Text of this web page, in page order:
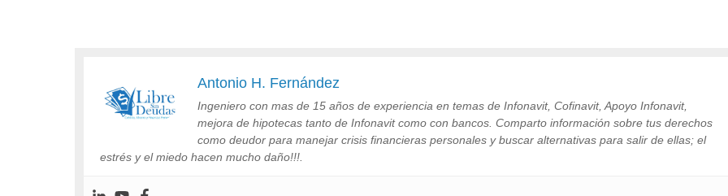
Antonio H. Fernández
Ingeniero con mas de 15 años de experiencia en temas de Infonavit, Cofinavit, Apoyo Infonavit,
mejora de hipotecas tanto de Infonavit como con bancos. Comparto información sobre tus derechos
como deudor para manejar crisis financieras personales y buscar alternativas para salir de ellas; el
estrés y el miedo hacen mucho daño!!!.